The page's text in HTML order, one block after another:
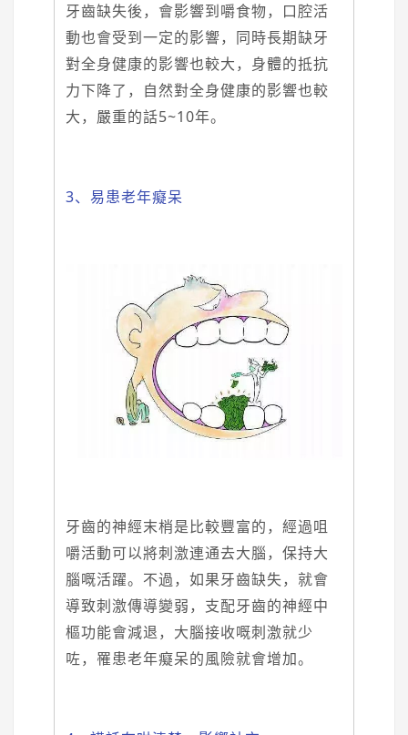
牙齒缺失後，會影響到嚼食物，口腔活
動也會受到一定的影響，同時長期缺牙
對全身健康的影響也較大，身體的抵抗
力下降了，自然對全身健康的影響也較
大，嚴重的話5~10年。
3、易患老年癡呆
牙齒的神經末梢是比較豐富的，經過咀
嚼活動可以將刺激連通去大腦，保持大
腦嘅活躍。不過，如果牙齒缺失，就會
導致刺激傳導變弱，支配牙齒的神經中
樞功能會減退，大腦接收嘅刺激就少
咗，罹患老年癡呆的風險就會增加。